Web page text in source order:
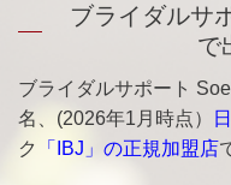
ブライダルサ
で
ブライダルサポート
名、(2026年1月時点）
ク
「IBJ」の正規加盟店